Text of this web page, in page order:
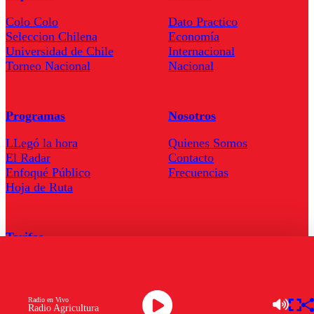
Radio Agricultura
Radio en Vivo
Colo Colo
Seleccion Chilena
Universidad de Chile
Torneo Nacional
Dato Practico
Economía
Internacional
Nacional
Programas
LLegó la hora
El Radar
Enfoqué Público
Hoja de Ruta
Nosotros
Quienes Somos
Contacto
Frecuencias
Tarifas